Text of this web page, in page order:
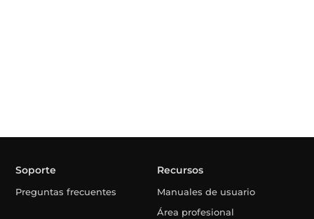
Soporte
Preguntas frecuentes
Recursos
Manuales de usuario
Área profesional